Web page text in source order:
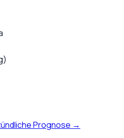
Prognose →